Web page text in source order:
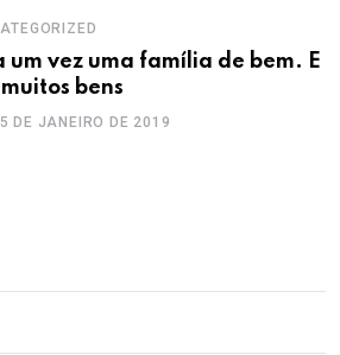
um vez uma família de bem. E
bens
DE JANEIRO DE 2019